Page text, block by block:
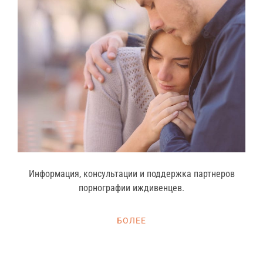
Информация, консультации и поддержка партнеров
порнографии иждивенцев.
БОЛЕЕ